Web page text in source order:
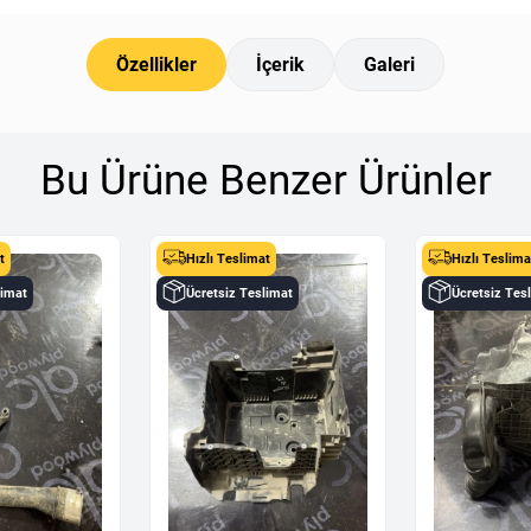
Özellikler İçerik Galeri
Bu Ürüne Benzer Ürünler
Hızlı Teslimat
Ücretsiz Teslimat
Hızlı
Ücretsiz